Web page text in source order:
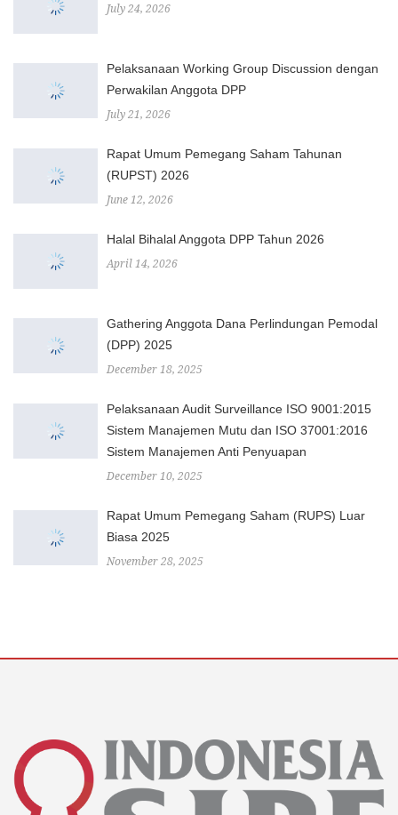
July 24, 2026
Pelaksanaan Working Group Discussion dengan
Perwakilan Anggota DPP
July 21, 2026
Rapat Umum Pemegang Saham Tahunan
(RUPST) 2026
June 12, 2026
Halal Bihalal Anggota DPP Tahun 2026
April 14, 2026
Gathering Anggota Dana Perlindungan Pemodal
(DPP) 2025
December 18, 2025
Pelaksanaan Audit Surveillance ISO 9001:2015
Sistem Manajemen Mutu dan ISO 37001:2016
Sistem Manajemen Anti Penyuapan
December 10, 2025
Rapat Umum Pemegang Saham (RUPS) Luar
Biasa 2025
November 28, 2025